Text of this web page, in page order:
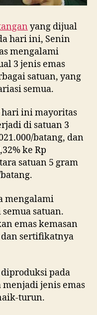
yang dijual
hari ini, Senin
mengalami
3 jenis emas
satuan, yang
semua.
hari ini mayoritas
di satuan 3
batang, dan
ke Rp
satuan 5 gram
mengalami
satuan.
emas kemasan
sertifikatnya
pada
menjadi jenis emas
turun.